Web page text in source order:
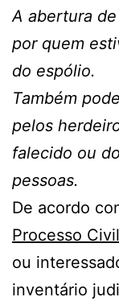
A abertura
por quem
do espólio.
Também
pelos
falecido ou
pessoas.
De acordo
Processo
ou
inventário